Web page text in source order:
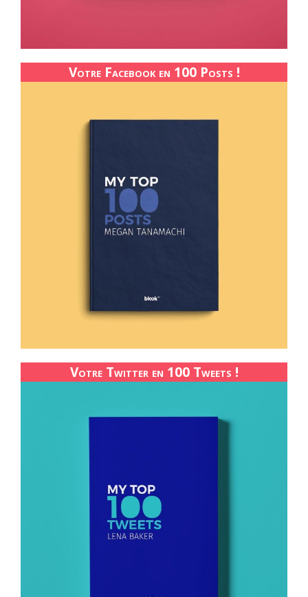
Votre Facebook en 100 Posts !
Votre Twitter en 100 Tweets !